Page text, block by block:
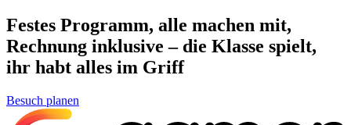
Festes Programm, alle machen mit,
Rechnung inklusive – die Klasse spielt,
ihr habt alles im Griff
Besuch planen